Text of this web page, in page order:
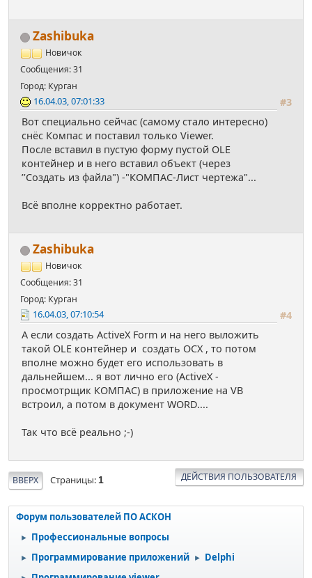
Zashibuka
Новичок
Сообщения: 31
Город: Курган
#3
16.04.03, 07:01:33
Вот специально сейчас (самому стало интересно)
снёс Компас и поставил только Viewer.
После вставил в пустую форму пустой OLE
контейнер и в него вставил объект (через
’’Создать из файла") -"КОМПАС-Лист чертежа"...
Всё вполне корректно работает.
Zashibuka
Новичок
Сообщения: 31
Город: Курган
#4
16.04.03, 07:10:54
А если создать ActiveX Form и на него выложить
такой OLE контейнер и создать OCX , то потом
вполне можно будет его использовать в
дальнейшем... я вот лично его (ActiveX -
просмотрщик КОМПАС) в приложение на VB
встроил, а потом в документ WORD....
Так что всё реально ;-)
ВВЕРХ Страницы 1 ДЕЙСТВИЯ ПОЛЬЗОВАТЕЛЯ
Форум пользователей ПО АСКОН
► Профессиональные вопросы
► Программирование приложений ► Delphi